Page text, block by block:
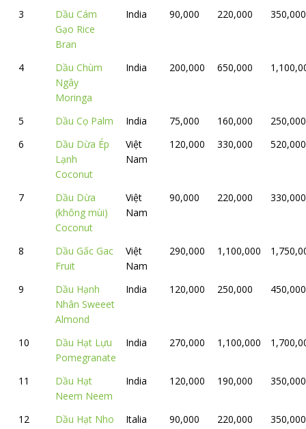
3
Dầu Cám
Gạo Rice
Bran
India 90,000 220,000 350,000
4
Dầu Chùm
Ngây
Moringa
India 200,000 650,000
5 Dầu Cọ Palm India 75,000 160,000
250,000
6
Dầu Dừa Ép
Lạnh
Coconut
Việt
Nam
120,000 330,000 520,000
7
Dầu Dừa
(không mùi)
Coconut
Việt
Nam
90,000 220,000 330,000
8
Dầu Gấc Gac
Fruit
Việt
Nam
290,000 1,100,000
9
Dầu Hạnh
Nhân Sweeet
Almond
India 120,000 250,000 450,000
10
Dầu Hạt Lựu
Pomegranate
India 270,000 1,100,000
11
Dầu Hạt
Neem Neem
India 120,000 190,000 350,000
12
Dầu Hạt Nho
Italia 90,000 220,000 350,000